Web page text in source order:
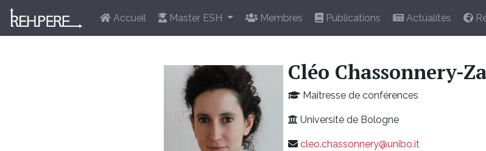
Accueil Master ESH Membres Publications Actualités
Cléo Chassonnery-
Maitresse de conférences
Université de Bologne
cleo.chassonnery@unibo.it